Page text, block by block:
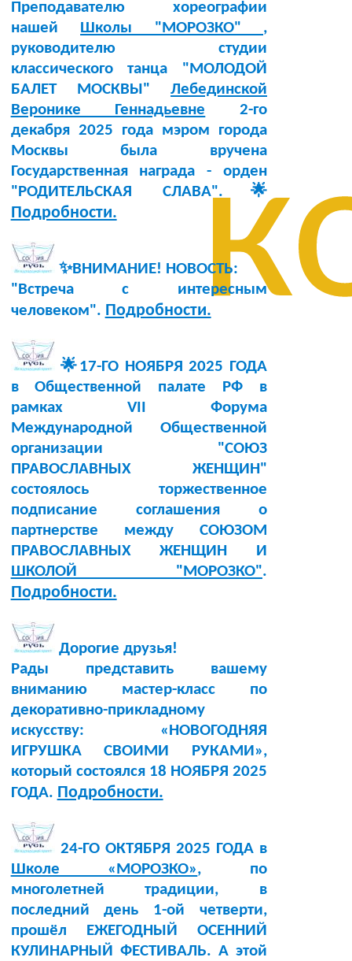
Преподавателю хореографии
нашей Школы "МОРОЗКО" ,
руководителю студии
классического танца "МОЛОДОЙ
БАЛЕТ МОСКВЫ" Лебединской
Веронике Геннадьевне 2-го
декабря 2025 года мэром города
Москвы была вручена
Государственная награда - орден
"РОДИТЕЛЬСКАЯ СЛАВА".🌟
Подробности.
✨ВНИМАНИЕ! НОВОСТЬ:
"Встреча с интересным
человеком". Подробности.
🌟17-ГО НОЯБРЯ 2025 ГОДА
в Общественной палате РФ в
рамках VII Форума
Международной Общественной
организации "СОЮЗ
ПРАВОСЛАВНЫХ ЖЕНЩИН"
состоялось торжественное
подписание соглашения о
партнерстве между СОЮЗОМ
ПРАВОСЛАВНЫХ ЖЕНЩИН И
ШКОЛОЙ "МОРОЗКО".
Подробности.
Дорогие друзья!
Рады представить вашему
вниманию мастер-класс по
декоративно-прикладному
искусству: «НОВОГОДНЯЯ
ИГРУШКА СВОИМИ РУКАМИ»,
который состоялся 18 НОЯБРЯ 2025
ГОДА. Подробности.
24-ГО ОКТЯБРЯ 2025 ГОДА в
Школе «МОРОЗКО», по
многолетней традиции, в
последний день 1-ой четверти,
прошёл ЕЖЕГОДНЫЙ ОСЕННИЙ
КУЛИНАРНЫЙ ФЕСТИВАЛЬ. А этой